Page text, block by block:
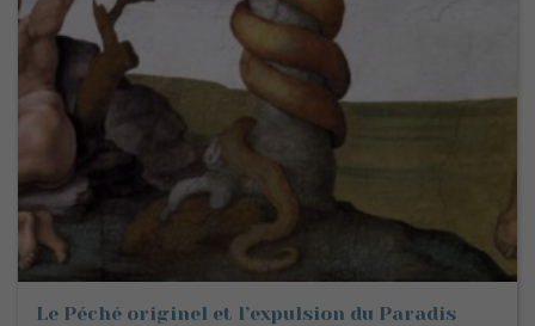
Le Péché originel et l’expulsion du Paradis